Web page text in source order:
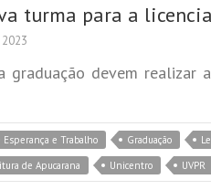
turma para a
graduação devem
Esperança e Trabalho Graduação
de Apucarana Unicentro UVPR